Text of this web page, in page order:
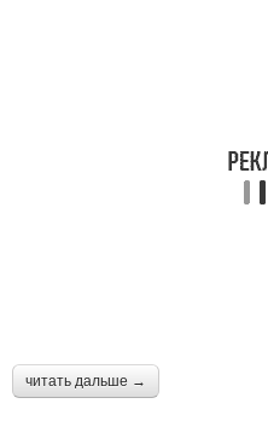
читать дальше →